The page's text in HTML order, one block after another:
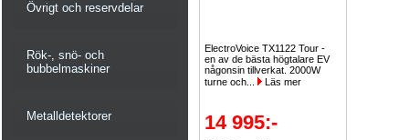
Övrigt och reservdelar
Rök-, snö- och
bubbelmaskiner
Metalldetektorer
ElectroVoice TX1122 Tour -
en av de bästa högtalare EV
någonsin tillverkat. 2000W
turne och...
Läs mer
14 995:-